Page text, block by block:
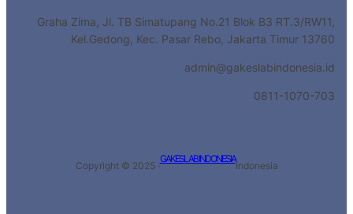
Graha Zima, Jl. TB Simatupang No.21 Blok B3 RT.3/RW11,
Kel.Gedong, Kec. Pasar Rebo, Jakarta Timur 13760
admin@gakeslabindonesia.id
0811-1070-703
Copyright © 2025 ·
GAKESLAB INDONESIA
Indonesia